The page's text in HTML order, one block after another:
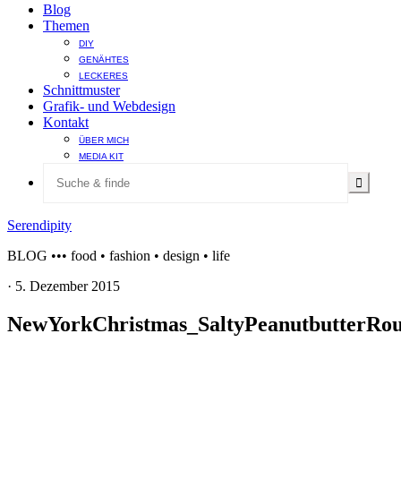
Blog
Themen
DIY
GENÄHTES
LECKERES
Schnittmuster
Grafik- und Webdesign
Kontakt
ÜBER MICH
MEDIA KIT
Serendipity
BLOG ••• food • fashion • design • life
· 5. Dezember 2015